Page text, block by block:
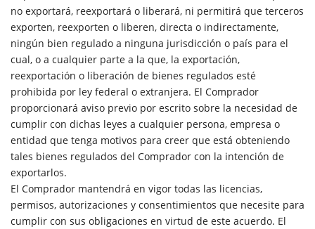
no exportará, reexportará o liberará, ni permitirá que terceros
exporten, reexporten o liberen, directa o indirectamente,
ningún bien regulado a ninguna jurisdicción o país para el
cual, o a cualquier parte a la que, la exportación,
reexportación o liberación de bienes regulados esté
prohibida por ley federal o extranjera. El Comprador
proporcionará aviso previo por escrito sobre la necesidad de
cumplir con dichas leyes a cualquier persona, empresa o
entidad que tenga motivos para creer que está obteniendo
tales bienes regulados del Comprador con la intención de
exportarlos.
El Comprador mantendrá en vigor todas las licencias,
permisos, autorizaciones y consentimientos que necesite para
cumplir con sus obligaciones en virtud de este acuerdo. El